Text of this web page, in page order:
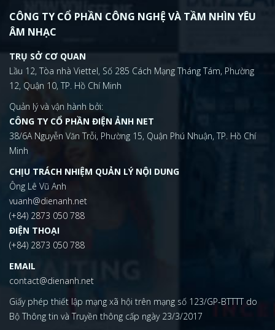
CÔNG TY CỔ PHẦN CÔNG NGHỆ VÀ TẦM NHÌN YÊU
ÂM NHẠC
TRỤ SỞ CƠ QUAN
Lầu 12, Tòa nhà Viettel, Số 285 Cách Mạng Tháng Tám, Phường
12, Quận 10, TP. Hồ Chí Minh
Quản lý và vận hành bởi:
CÔNG TY CỔ PHẦN ĐIỆN ẢNH NET
38/6A Nguyễn Văn Trỗi, Phường 15, Quận Phú Nhuận, TP. Hồ Chí
Minh
CHỊU TRÁCH NHIỆM QUẢN LÝ NỘI DUNG
Ông Lê Vũ Anh
vuanh@dienanh.net
(+84) 2873 050 788
ĐIỆN THOẠI
(+84) 2873 050 788
EMAIL
contact@dienanh.net
Giấy phép thiết lập mạng xã hội trên mạng số 123/GP-BTTTT do
Bộ Thông tin và Truyền thông cấp ngày 23/3/2017